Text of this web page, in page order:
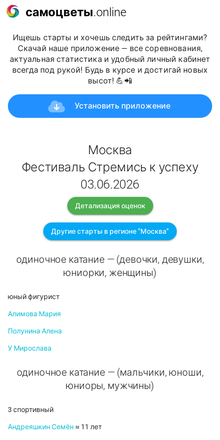
самоцветы.online
Ищешь старты и хочешь следить за рейтингами?
Скачай наше приложение — все соревнования,
актуальная статистика и удобный личный кабинет
всегда под рукой! Будь в курсе и достигай новых
высот! 💪📲
Установить приложение
Москва
Фестиваль Стремись к успеху
03.06.2026
Детализация оценок
Другие старты в регионе "Москва"
одиночное катание — (девочки, девушки,
юниорки, женщины)
юный фигурист
Алимова Мария
Полунина Алена
У Мирослава
одиночное катание — (мальчики, юноши,
юниоры, мужчины)
3 спортивный
Андреяшкин Семён ≈ 11 лет